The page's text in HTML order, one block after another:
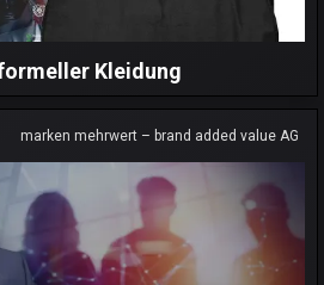
Kleidung
marken mehrwert – brand added value AG